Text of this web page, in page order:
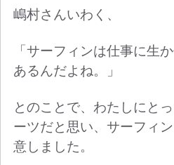
嶋村さんいわく、
「サーフィンは仕事に生
あるんだよね。」
とのことで、わたしにと
ーツだと思い、サーフィ
意しました。